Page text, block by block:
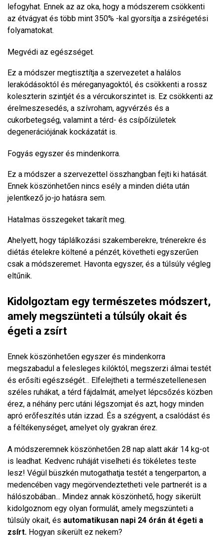
lefogyhat. Ennek az az oka, hogy a módszerem csökkenti
az étvágyat és több mint 350% -kal gyorsítja a zsírégetési
folyamatokat.
Megvédi az egészséget.
Ez a módszer megtisztítja a szervezetet a halálos
lerakódásoktól és méreganyagoktól, és csökkenti a rossz
koleszterin szintjét és a vércukorszintet is. Ez csökkenti az
érelmeszesedés, a szívroham, agyvérzés és a
cukorbetegség, valamint a térd- és csípőízületek
degenerációjának kockázatát is.
Fogyás egyszer és mindenkorra.
Ez a módszer a szervezettel összhangban fejti ki hatását.
Ennek köszönhetően nincs esély a minden diéta után
jelentkező jo-jo hatásra sem.
Hatalmas összegeket takarít meg.
Ahelyett, hogy táplálkozási szakemberekre, trénerekre és
diétás ételekre költené a pénzét, követheti egyszerűen
csak a módszeremet. Havonta egyszer, és a túlsúly végleg
eltűnik.
Kidolgoztam egy természetes módszert,
amely megszünteti a túlsúly okait és
égeti a zsírt
Ennek köszönhetően egyszer és mindenkorra
megszabadul a felesleges kilóktól, megszerzi álmai testét
és erősíti egészségét... Elfelejtheti a természetellenesen
széles ruhákat, a térd fájdalmát, amelyet lépcsőzés közben
érez, a néhány perc utáni légszomjat és azt, hogy minden
apró erőfeszítés után izzad. És a szégyent, a csalódást és
a féltékenységet, amelyet oly gyakran érez.
A módszeremnek köszönhetően 28 nap alatt akár 14 kg-ot
is leadhat. Kedvenc ruháját viselheti és tökéletes teste
lesz! Végül büszkén mutogathatja testét a tengerparton, a
medencében vagy megörvendeztetheti vele partnerét is a
hálószobában... Mindez annak köszönhető, hogy sikerült
kidolgoznom egy olyan formulát, amely megszünteti a
túlsúly okait, és automatikusan napi 24 órán át égeti a
zsírt. Hogyan sikerült ez nekem?